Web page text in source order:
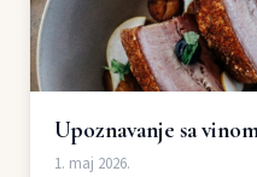
Upoznavanje sa
1. maj 2026.